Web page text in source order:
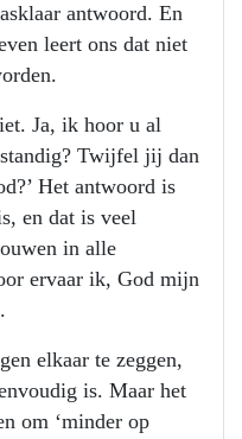
antwoord. En
leert ons dat niet
Ja, ik hoor u al
Twijfel jij dan
Het antwoord is
en dat is veel
in alle
ervaar ik, God mijn
elkaar te zeggen,
is. Maar het
om ‘minder op